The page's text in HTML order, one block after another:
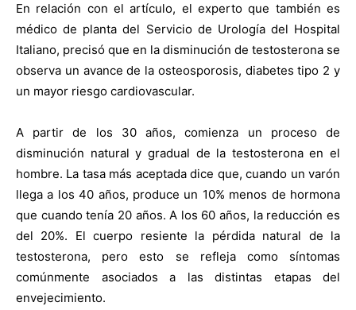
En relación con el artículo, el experto que también es
médico de planta del Servicio de Urología del Hospital
Italiano, precisó que en la disminución de testosterona se
observa un avance de la osteosporosis, diabetes tipo 2 y
un mayor riesgo cardiovascular.
A partir de los 30 años, comienza un proceso de
disminución natural y gradual de la testosterona en el
hombre. La tasa más aceptada dice que, cuando un varón
llega a los 40 años, produce un 10% menos de hormona
que cuando tenía 20 años. A los 60 años, la reducción es
del 20%. El cuerpo resiente la pérdida natural de la
testosterona, pero esto se refleja como síntomas
comúnmente asociados a las distintas etapas del
envejecimiento.